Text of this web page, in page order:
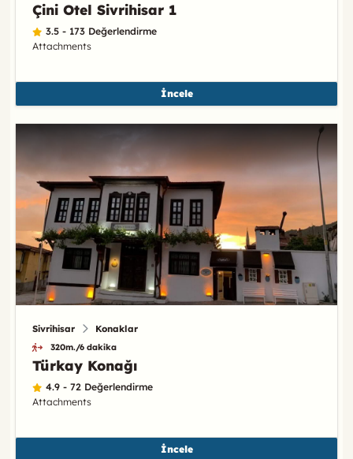
Çini Otel Sivrihisar 1
3.5 - 173 Değerlendirme
Attachments
İncele
Sivrihisar Konaklar
320m./6 dakika
Türkay Konağı
4.9 - 72 Değerlendirme
Attachments
İncele